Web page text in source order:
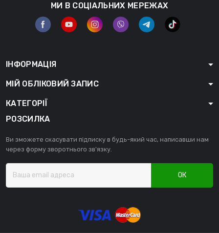
МИ В СОЦІАЛЬНИХ МЕРЕЖАХ
ІНФОРМАЦІЯ
МІЙ ОБЛІКОВИЙ ЗАПИС
КАТЕГОРІЇ
РОЗСИЛКА
Ви зможете скасувати підписку в будь-який час, написавши нам
через форму зворотнього зв'язку.
ОК